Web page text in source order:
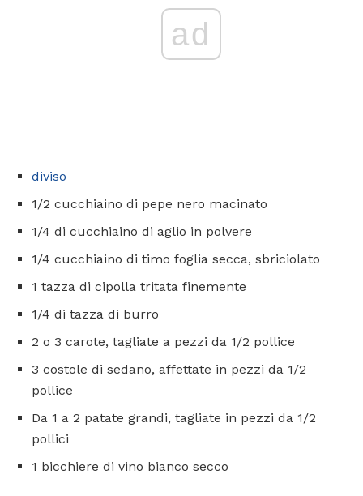
ad
diviso
1/2 cucchiaino di pepe nero macinato
1/4 di cucchiaino di aglio in polvere
1/4 cucchiaino di timo foglia secca, sbriciolato
1 tazza di cipolla tritata finemente
1/4 di tazza di burro
2 o 3 carote, tagliate a pezzi da 1/2 pollice
3 costole di sedano, affettate in pezzi da 1/2
pollice
Da 1 a 2 patate grandi, tagliate in pezzi da 1/2
pollici
1 bicchiere di vino bianco secco